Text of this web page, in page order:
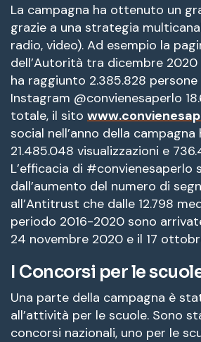
La campagna ha ottenuto un
grazie a una strategia
radio, video). Ad esempio la
dell’Autorità tra dicembre
ha raggiunto 2.385.828 persone
Instagram @convienesaperlo
totale, il sito
social nell’anno della
21.485.048 visualizzazioni e
L’efficacia di #convienesaperlo
dall’aumento del numero di
all’Antitrust che dalle 12.798
periodo 2016-2020 sono
24 novembre 2020 e il 17
I Concorsi per le
Una parte della campagna è
all’attività per le scuole. Sono
concorsi nazionali, uno per le